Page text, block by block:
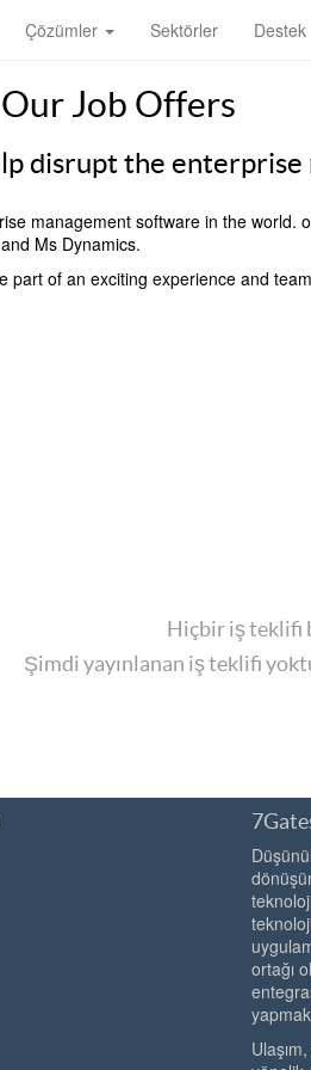
Çözümler Sektörler Destek
Our Job Offers
disrupt the
management software in the
Ms Dynamics.
part of an exciting experience and
Hiçbir iş teklifi
Şimdi yayınlanan iş teklifi
ortağı